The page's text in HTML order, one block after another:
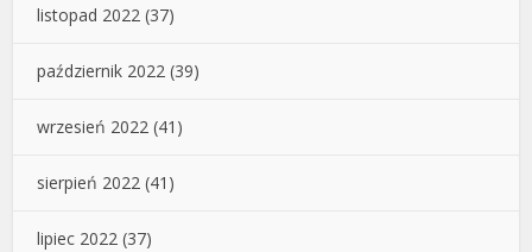
listopad 2022 (37)
październik 2022 (39)
wrzesień 2022 (41)
sierpień 2022 (41)
lipiec 2022 (37)